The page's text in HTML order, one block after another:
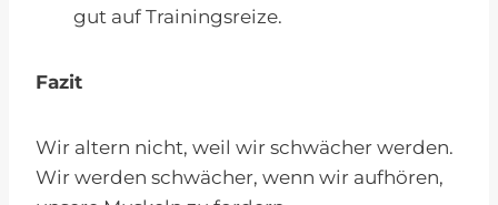
gut auf Trainingsreize.
Fazit
Wir altern nicht, weil wir schwächer werden.
Wir werden schwächer, wenn wir aufhören,